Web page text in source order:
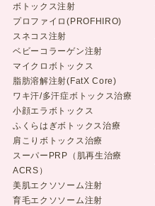
ボトックス注射
プロファイロ(PROFHIRO)
スネコス注射
ベビーコラーゲン注射
マイクロボトックス
脂肪溶解注射(FatX Core)
ワキ汗/多汗症ボトックス治療
小顔エラボトックス
ふくらはぎボトックス治療
肩こりボトックス治療
スーパーPRP（肌再生治療
ACRS）
美肌エクソソーム注射
育毛エクソソーム注射